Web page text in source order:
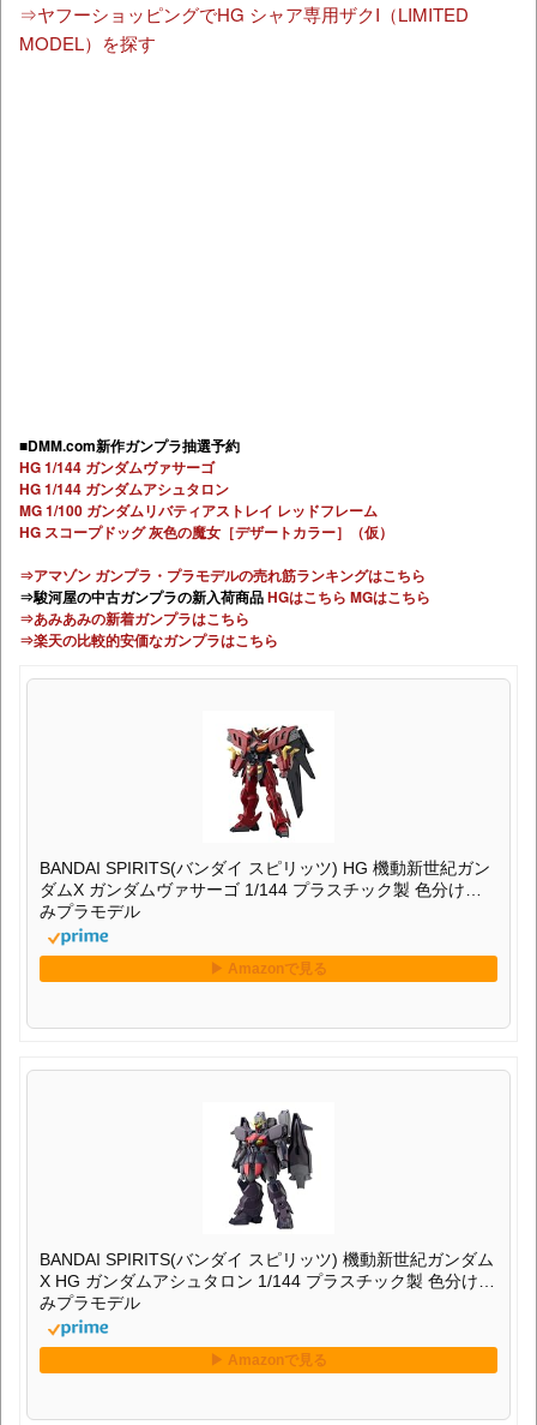
⇒ヤフーショッピングでHG シャア専用ザクI（LIMITED
MODEL）を探す
■DMM.com新作ガンプラ抽選予約
HG 1/144 ガンダムヴァサーゴ
HG 1/144 ガンダムアシュタロン
MG 1/100 ガンダムリバティアストレイ レッドフレーム
HG スコープドッグ 灰色の魔女［デザートカラー］（仮）
⇒アマゾン ガンプラ・プラモデルの売れ筋ランキングはこちら
⇒駿河屋の中古ガンプラの新入荷商品HGはこちら MGはこちら
⇒あみあみの新着ガンプラはこちら
⇒楽天の比較的安価なガンプラはこちら
BANDAI SPIRITS(バンダイ スピリッツ) HG 機動新世紀ガン
ダムX ガンダムヴァサーゴ 1/144 プラスチック製 色分け済
みプラモデル
BANDAI SPIRITS(バンダイ スピリッツ) 機動新世紀ガンダム
X HG ガンダムアシュタロン 1/144 プラスチック製 色分け済
みプラモデル